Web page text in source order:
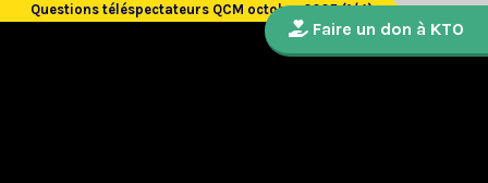
Questions téléspectateurs QCM octobre 2025 (1/4)
Faire un don à KTO